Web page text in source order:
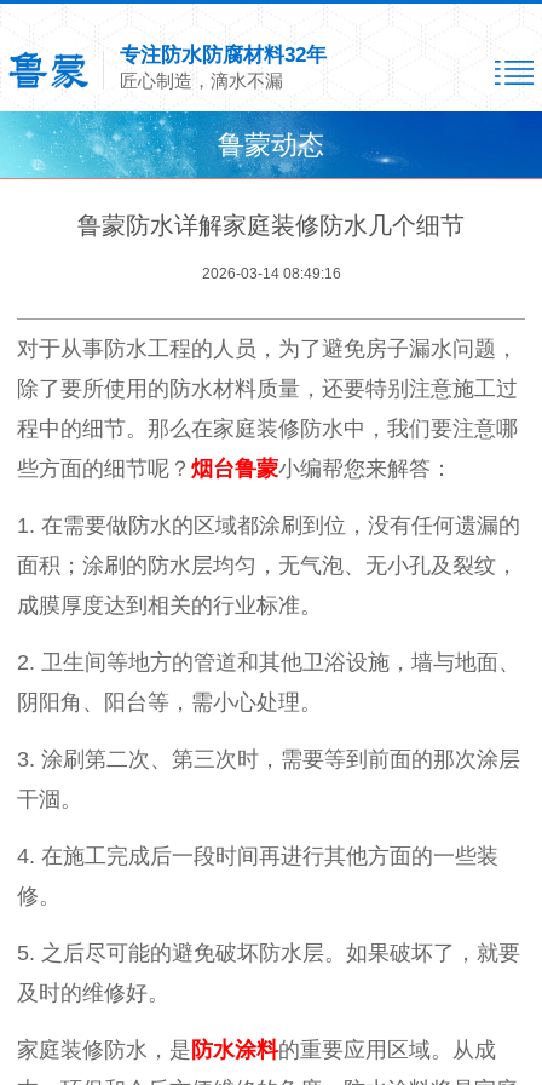
专注防水防腐材料32年
匠心制造，滴水不漏
鲁蒙动态
鲁蒙防水详解家庭装修防水几个细节
2026-03-14 08:49:16
对于从事防水工程的人员，为了避免房子漏水问题，
除了要所使用的防水材料质量，还要特别注意施工过
程中的细节。那么在家庭装修防水中，我们要注意哪
些方面的细节呢？ 烟台鲁蒙小编帮您来解答：
1. 在需要做防水的区域都涂刷到位，没有任何遗漏的
面积；涂刷的防水层均匀，无气泡、无小孔及裂纹，
成膜厚度达到相关的行业标准。
2. 卫生间等地方的管道和其他卫浴设施，墙与地面、
阴阳角、阳台等，需小心处理。
3. 涂刷第二次、第三次时，需要等到前面的那次涂层
干涸。
4. 在施工完成后一段时间再进行其他方面的一些装
修。
5. 之后尽可能的避免破坏防水层。如果破坏了，就要
及时的维修好。
家庭装修防水，是 防水涂料的重要应用区域。从成